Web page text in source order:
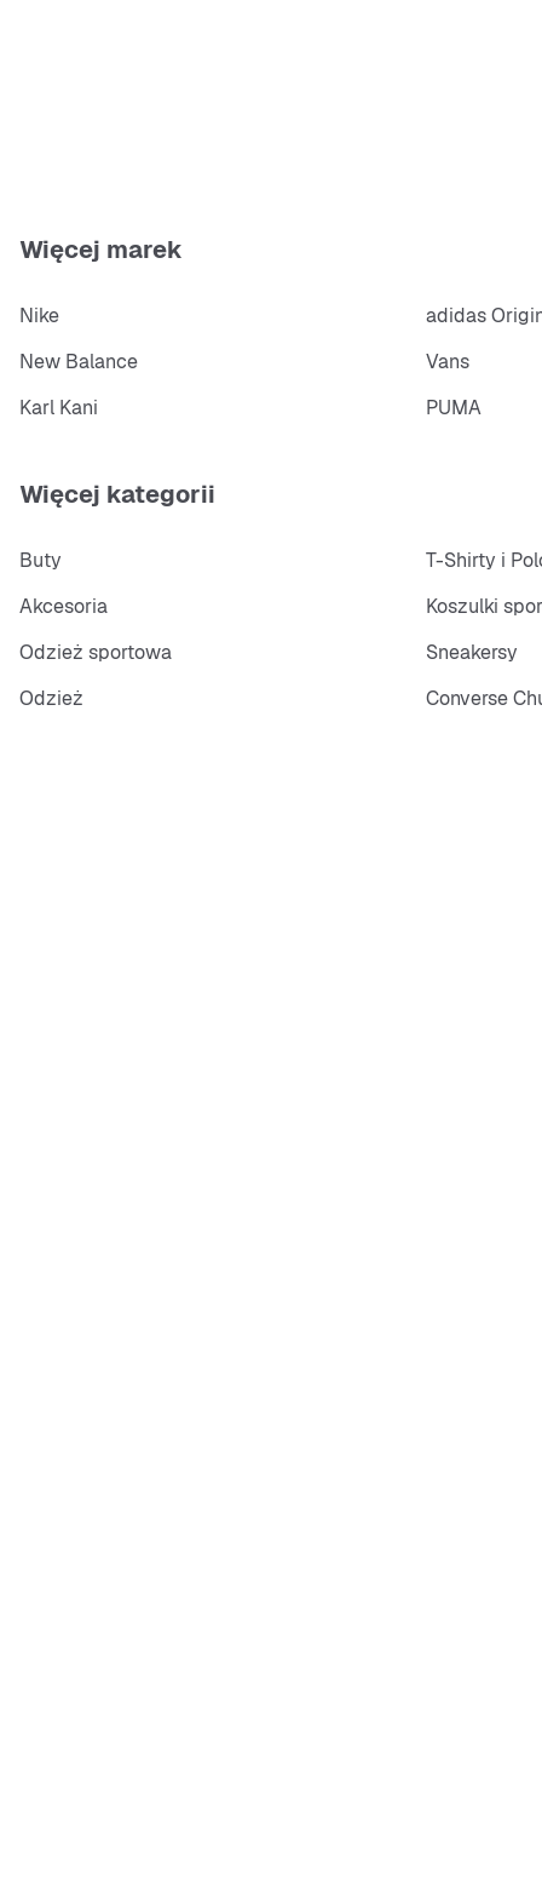
Więcej marek
Nike
adidas
New Balance
Vans
Karl Kani
PUMA
Więcej kategorii
Buty
T-Shirty i
Akcesoria
Koszulki
Odzież sportowa
Sneakersy
Odzież
Converse